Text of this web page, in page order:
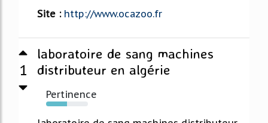
Site : http://www.ocazoo.fr
1
laboratoire de sang machines
distributeur en algérie
Pertinence
50%